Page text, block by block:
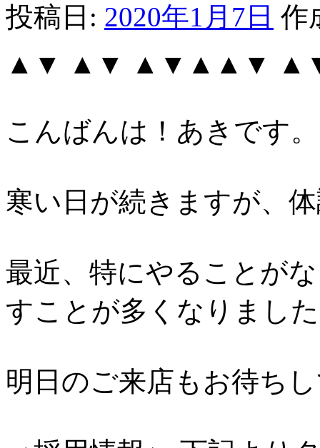
投稿日: 2020年1月7日 作
▲▼ ▲▼ ▲▼▲▲▼
こんばんは！あきです。
寒い日が続きますが、
最近、特にやることが
すことが多くなりまし
明日のご来店もお待ち